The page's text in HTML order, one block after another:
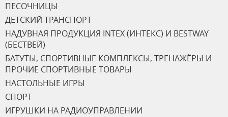
ПЕСОЧНИЦЫ
ДЕТСКИЙ ТРАНСПОРТ
НАДУВНАЯ ПРОДУКЦИЯ INTEX (ИНТЕКС) И BESTWAY
(БЕСТВЕЙ)
БАТУТЫ, СПОРТИВНЫЕ КОМПЛЕКСЫ, ТРЕНАЖЁРЫ И
ПРОЧИЕ СПОРТИВНЫЕ ТОВАРЫ
НАСТОЛЬНЫЕ ИГРЫ
СПОРТ
ИГРУШКИ НА РАДИОУПРАВЛЕНИИ